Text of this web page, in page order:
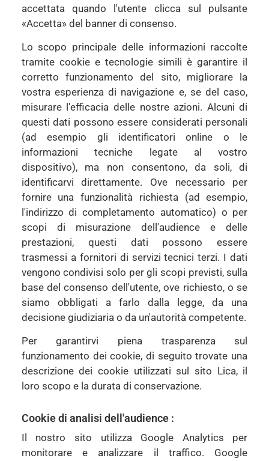
accettata quando l'utente clicca sul pulsante
«Accetta» del banner di consenso.
Lo scopo principale delle informazioni raccolte
tramite cookie e tecnologie simili è garantire il
corretto funzionamento del sito, migliorare la
vostra esperienza di navigazione e, se del caso,
misurare l'efficacia delle nostre azioni. Alcuni di
questi dati possono essere considerati personali
(ad esempio gli identificatori online o le
informazioni tecniche legate al vostro
dispositivo), ma non consentono, da soli, di
identificarvi direttamente. Ove necessario per
fornire una funzionalità richiesta (ad esempio,
l'indirizzo di completamento automatico) o per
scopi di misurazione dell'audience e delle
prestazioni, questi dati possono essere
trasmessi a fornitori di servizi tecnici terzi. I dati
vengono condivisi solo per gli scopi previsti, sulla
base del consenso dell'utente, ove richiesto, o se
siamo obbligati a farlo dalla legge, da una
decisione giudiziaria o da un'autorità competente.
Per garantirvi piena trasparenza sul
funzionamento dei cookie, di seguito trovate una
descrizione dei cookie utilizzati sul sito Lica, il
loro scopo e la durata di conservazione.
Cookie di analisi dell'audience :
Il nostro sito utilizza Google Analytics per
monitorare e analizzare il traffico. Google